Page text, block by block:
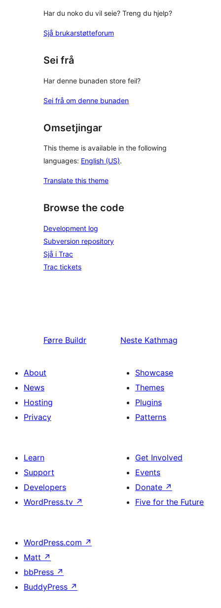
Har du noko du vil seie? Treng du hjelp?
Sjå brukarstøtteforum
Sei frå
Har denne bunaden store feil?
Sei frå om denne bunaden
Omsetjingar
This theme is available in the following
languages: English (US).
Translate this theme
Browse the code
Development log
Subversion repository
Sjå i Trac
Trac tickets
Førre Buildr Neste Kathmag
About
News
Hosting
Privacy
Showcase
Themes
Plugins
Patterns
Learn
Support
Developers
WordPress.tv ↗
Get Involved
Events
Donate ↗
Five for the Future
WordPress.com ↗
Matt ↗
bbPress ↗
BuddyPress ↗